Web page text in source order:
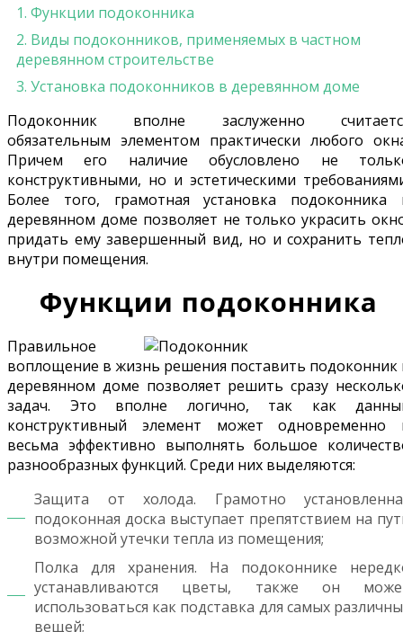
1. Функции подоконника
2. Виды подоконников, применяемых в частном
деревянном строительстве
3. Установка подоконников в деревянном доме
Подоконник вполне заслуженно
обязательным элементом практически любого
Причем его наличие обусловлено не
конструктивными, но и эстетическими
Более того, грамотная установка подоконника
деревянном доме позволяет не только украсить
придать ему завершенный вид, но и сохранить
внутри помещения.
Функции подоконника
Правильное
воплощение в жизнь решения поставить подоконник
деревянном доме позволяет решить сразу
задач. Это вполне логично, так как
конструктивный элемент может одновременно
весьма эффективно выполнять большое
разнообразных функций. Среди них выделяются:
Защита от холода. Грамотно
подоконная доска выступает препятствием на
возможной утечки тепла из помещения;
Полка для хранения. На подоконнике
устанавливаются цветы, также он
использоваться как подставка для самых
вещей;